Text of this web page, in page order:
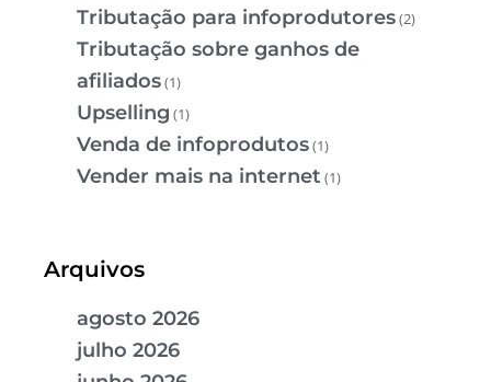
Tributação para infoprodutores(2)
Tributação sobre ganhos de
afiliados(1)
Upselling (1)
Venda de infoprodutos(1)
Vender mais na internet (1)
Arquivos
agosto 2026
julho 2026